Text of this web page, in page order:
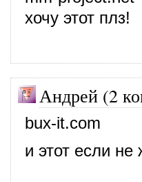
хочу этот плз!
Андрей (2
bux-it.com
и этот если не